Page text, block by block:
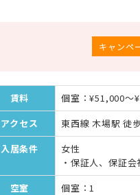
キャンペ
賃料
個室：¥51,000～
アクセス
東西線 木場駅 徒
入居条件
女性
・保証人、保証会
空室
個室：1